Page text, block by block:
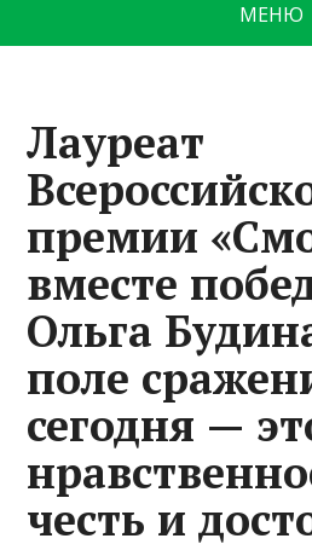
МЕНЮ
Лауреат
премии
вместе
Ольга
поле
сегодня —
честь и